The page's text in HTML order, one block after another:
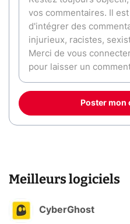
Poster mon
Meilleurs logiciels
CyberGhost